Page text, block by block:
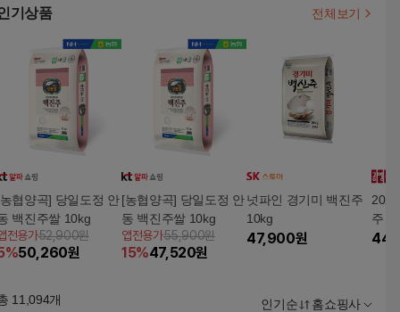
기상품 전체보기
협양곡] 당일도정 안
백진주쌀 10kg
전용가52,900원
%50,260원
[농협양곡] 당일도정 안
동 백진주쌀 10kg
앱전용가55,900원
15%47,520원
넛파인 경기미 백진주
10kg
47,900원
주
11,094개 인기순 홈쇼핑사